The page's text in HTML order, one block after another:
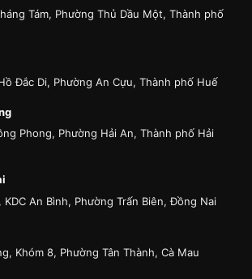
Tám, Phường Thủ Dầu Một, Thành phố
Đắc Di, Phường An Cựu, Thành phố Huế
Phong, Phường Hải An, Thành phố Hải
KDC An Bình, Phường Trấn Biên, Đồng Nai
Khóm 8, Phường Tân Thành, Cà Mau